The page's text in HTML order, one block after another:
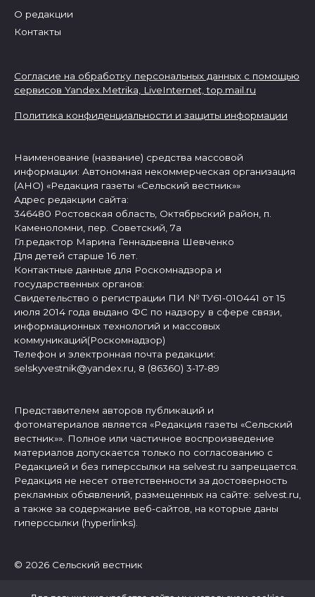
О редакции
Контакты
Согласие на обработку персональных данных с помощью
сервисов Yandex.Metrika, LiveInternet,top.mail.ru
Политика конфиденциальности и защиты информации
Наименование (название) средства массовой
информации: Автономная некоммерческая организация
(АНО) «Редакция газеты «Сельский вестник»»
Адрес редакции сайта:
346480 Ростовская область, Октябрьский район, п.
Каменоломни, пер. Советский, 7а
Гл.редактор Марина Геннадьевна Шевченко
Для детей старше 16 лет.
Контактные данные для Роскомнадзора и
государственных органов:
Свидетельство о регистрации ПИ № ТУ61-010441 от 15
июля 2014 года выдано ФС по надзору в сфере связи,
информационных технологий и массовых
коммуникаций(Роскомнадзор)
Телефон и электронная почта редакции:
selskyvestnik@yandex.ru, 8 (86360) 3-17-89
Представителем авторов публикаций и
фотоматериалов является «Редакция газеты «Сельский
вестник»». Полное или частичное воспроизведение
материалов допускается только по согласованию с
Редакцией и без гиперссылки на selvest.ru запрещается.
Редакция не несет ответственности за достоверность
рекламных объявлений, размещенных на сайте: selvest.ru,
а также за содержание веб-сайтов, на которые даны
гиперссылки (hyperlinks).
© 2026 Сельский вестник